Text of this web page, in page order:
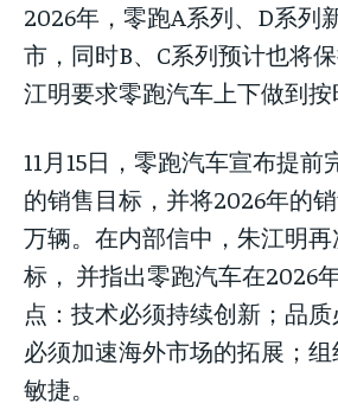
2026年，零跑A系列、D系列
市，同时B、C系列预计也将
江明要求零跑汽车上下做到按
11月15日，零跑汽车宣布提前
的销售目标，并将2026年的
万辆。在内部信中，朱江明再
标， 并指出零跑汽车在2026
点：技术必须持续创新；品质
必须加速海外市场的拓展；
敏捷。